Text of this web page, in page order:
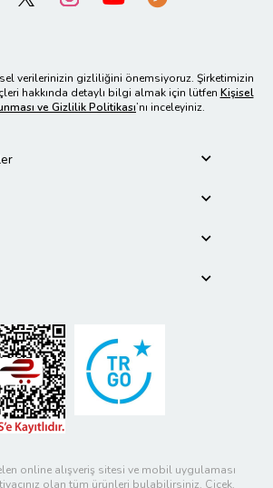
verilerinizin gizliliğini önemsiyoruz. Şirketimizin
hakkında detaylı bilgi almak için lütfen Kişisel
ve Gizlilik Politikası’nı inceleyiniz.
online alışveriş sitesi ve mobil uygulaması
olan tüm ürünleri bulabilirsiniz. Çiçek,